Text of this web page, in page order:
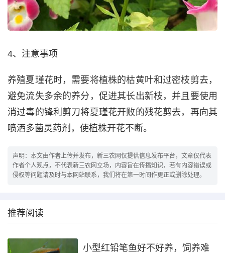
4、注意事项
养殖夏瑾花时，需要将植株的枯黄叶和过密枝剪去，
避免流失多余的养分，促进其长出新枝，并且要使用
消过毒的锋利剪刀将夏瑾花开败的残花剪去，再向其
喷洒多菌灵药剂，使植株开花不断。
声明：本文由作者上传并发布，新三农网仅提供信息发布平台，文章仅代表
作者个人观点，不代表新三农网立场，内容旨在传播知识，若有内容错误或
侵权等问题请及时与本网站联系，我们将在第一时间作更正或删除处理。
推荐阅读
小型红铅笔鱼好不好养，饲养难